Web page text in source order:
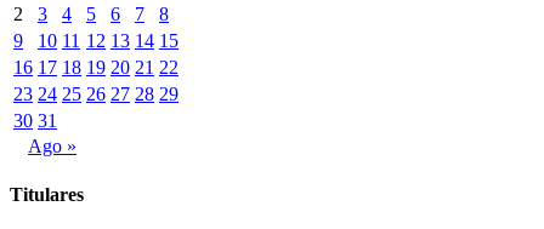
2
3 4 5 6 7
8
9
10 11 12 13 14 15
16 17 18 19 20 21 22
23 24 25 26 27 28 29
30 31
Ago »
Titulares